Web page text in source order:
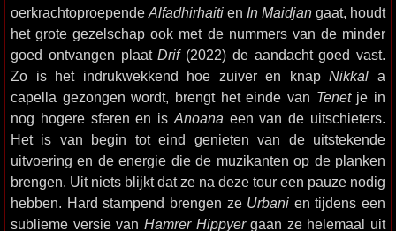
oerkrachtoproepende Alfadhirhaiti en In Maidjan gaat, houdt
het grote gezelschap ook met de nummers van de minder
goed ontvangen plaatDrif(2022) de aandacht goed vast.
Zo is het indrukwekkend hoe zuiver en knapNikkal a
capella gezongen wordt, brengt het einde van Tenetje in
nog hogere sferen en is Anoana een van de uitschieters.
Het is van begin tot eind genieten van de uitstekende
uitvoering en de energie die de muzikanten op de planken
brengen. Uit niets blijkt dat ze na deze tour een pauze nodig
hebben. Hard stampend brengen ze Urbani en tijdens een
sublieme versie van Hamrer Hippyergaan ze helemaal uit